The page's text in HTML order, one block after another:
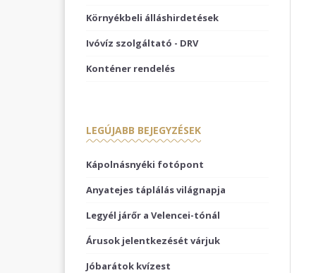
Környékbeli álláshirdetések
Ivóvíz szolgáltató - DRV
Konténer rendelés
LEGÚJABB BEJEGYZÉSEK
Kápolnásnyéki fotópont
Anyatejes táplálás világnapja
Legyél járőr a Velencei-tónál
Árusok jelentkezését várjuk
Jóbarátok kvízest